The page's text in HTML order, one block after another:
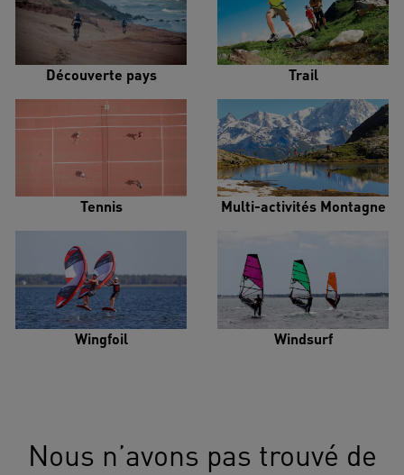
Découverte pays Trail
Tennis Multi-activités Montagne
Wingfoil Windsurf
Nous n’avons pas trouvé de